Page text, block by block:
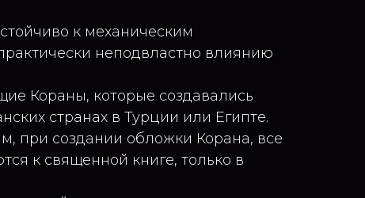
к механическим
неподвластно влиянию
Кораны, которые создавались
странах в Турции или Египте.
при создании обложки Корана, все
к священной книге, только в